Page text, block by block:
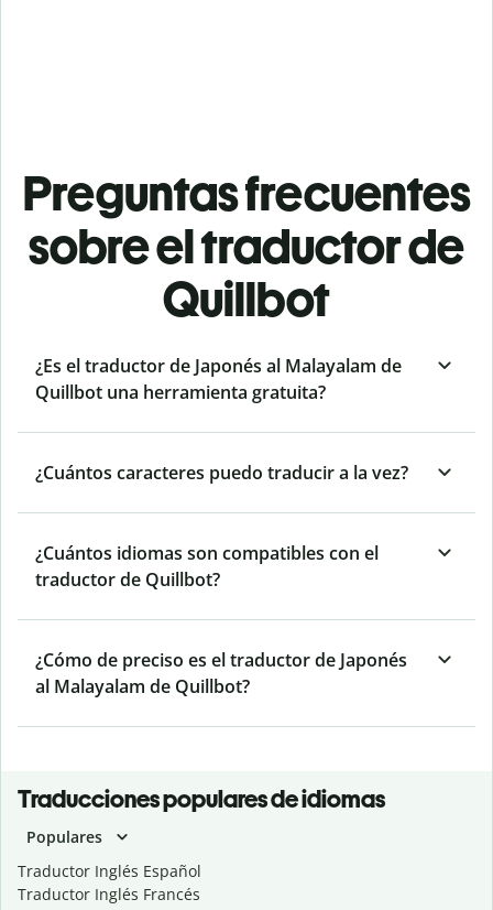
Preguntas frecuentes
sobre el traductor de
Quillbot
¿Es el traductor de Japonés al Malayalam de
Quillbot una herramienta gratuita?
¿Cuántos caracteres puedo traducir a la vez?
¿Cuántos idiomas son compatibles con el
traductor de Quillbot?
¿Cómo de preciso es el traductor de Japonés
al Malayalam de Quillbot?
Traducciones populares de idiomas
Populares
Traductor Inglés Español
Traductor Inglés Francés